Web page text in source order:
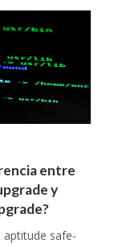
entre
y
aptitude safe-